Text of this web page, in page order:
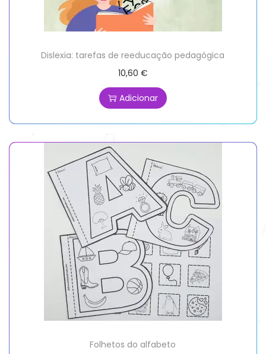
Dislexia: tarefas de reeducação pedagógica
10,60 €
Adicionar
Folhetos do alfabeto